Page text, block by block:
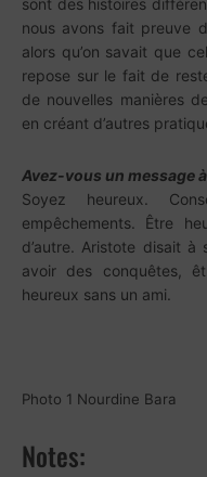
sont des histoires
nous avons fait preuve
alors qu’on savait que
repose sur le fait de
de nouvelles manières
en créant d’autres
Avez-vous un message
Soyez heureux.
empêchements. Être
d’autre. Aristote disait à
avoir des conquêtes,
heureux sans un ami.
Photo 1 Nourdine Bara
Notes: